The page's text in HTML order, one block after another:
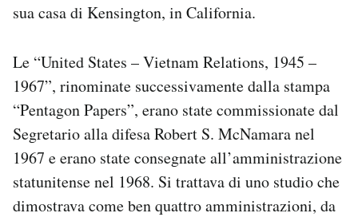
sua casa di Kensington, in California.
Le “United States – Vietnam Relations, 1945 –
1967”, rinominate successivamente dalla stampa
“Pentagon Papers”, erano state commissionate dal
Segretario alla difesa Robert S. McNamara nel
1967 e erano state consegnate all’amministrazione
statunitense nel 1968. Si trattava di uno studio che
dimostrava come ben quattro amministrazioni, da